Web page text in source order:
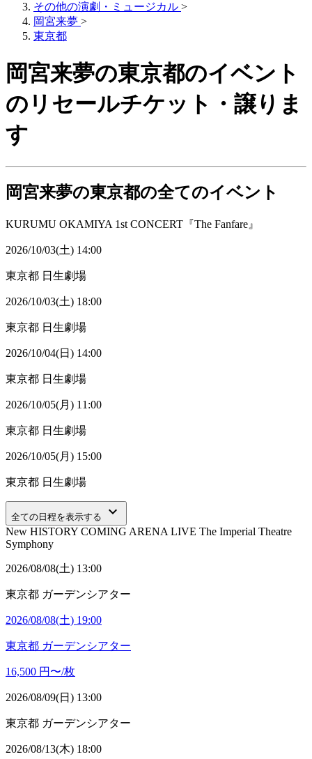
その他の演劇・ミュージカル >
岡宮来夢 >
東京都
岡宮来夢の東京都のイベント
のリセールチケット・譲りま
す
岡宮来夢の東京都の全てのイベント
KURUMU OKAMIYA 1st CONCERT『The Fanfare』
2026/10/03(土) 14:00
東京都 日生劇場
2026/10/03(土) 18:00
東京都 日生劇場
2026/10/04(日) 14:00
東京都 日生劇場
2026/10/05(月) 11:00
東京都 日生劇場
2026/10/05(月) 15:00
東京都 日生劇場
全ての日程を表示する keyboard_arrow_down
New HISTORY COMING ARENA LIVE The Imperial Theatre
Symphony
2026/08/08(土) 13:00
東京都 ガーデンシアター
2026/08/08(土) 19:00
東京都 ガーデンシアター
16,500 円〜/枚
2026/08/09(日) 13:00
東京都 ガーデンシアター
2026/08/13(木) 18:00